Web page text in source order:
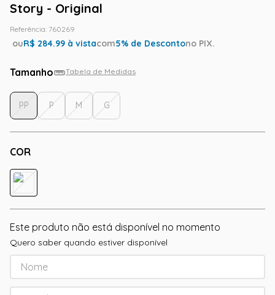
Story - Original
Referência: 760269
ouR$ 284.99 à vistacom5% de Descontono PIX.
Tamanho Tabela de Medidas
COR
PP P M G
Este produto não está disponível no momento
Quero saber quando estiver disponível